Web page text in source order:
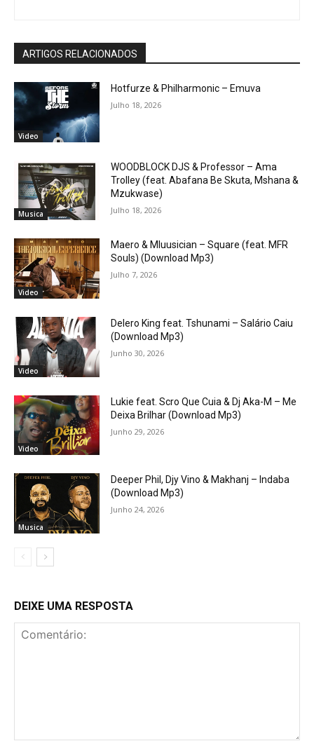
ARTIGOS RELACIONADOS
Video
Hotfurze & Philharmonic – Emuva
Julho 18, 2026
Musica
WOODBLOCK DJS & Professor – Ama
Trolley (feat. Abafana Be Skuta, Mshana &
Mzukwase)
Julho 18, 2026
Video
Maero & Mluusician – Square (feat. MFR
Souls) (Download Mp3)
Julho 7, 2026
Video
Delero King feat. Tshunami – Salário Caiu
(Download Mp3)
Junho 30, 2026
Video
Lukie feat. Scro Que Cuia & Dj Aka-M – Me
Deixa Brilhar (Download Mp3)
Junho 29, 2026
Musica
Deeper Phil, Djy Vino & Makhanj – Indaba
(Download Mp3)
Junho 24, 2026
DEIXE UMA RESPOSTA